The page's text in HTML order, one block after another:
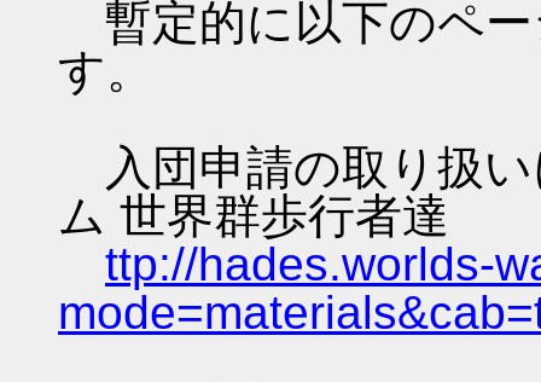
暫定的に以下のペ
す。
入団申請の取り扱
ム 世界群歩行者達
ttp://hades.worlds-